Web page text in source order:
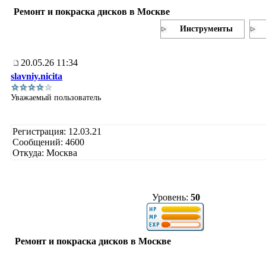
Ремонт и покраска дисков в Москве
Инструменты
20.05.26 11:34
slavniy.nicita
Уважаемый пользователь
Регистрация: 12.03.21
Сообщений: 4600
Откуда: Москва
Уровень: 50
Ремонт и покраска дисков в Москве